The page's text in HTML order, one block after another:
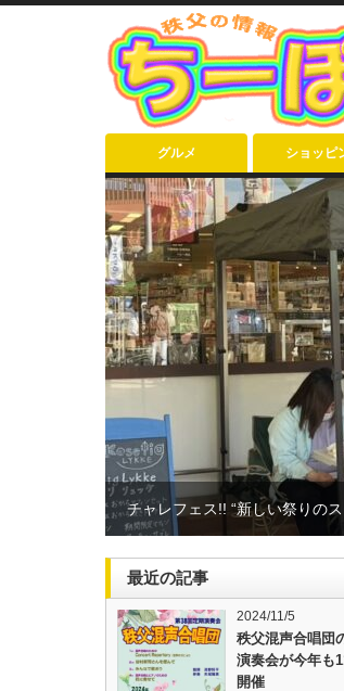
グルメ ショッピ
チャレフェス!! “新しい祭りの
最近の記事
2024/11/5
秩父混声合唱団
演奏会が今年も
開催